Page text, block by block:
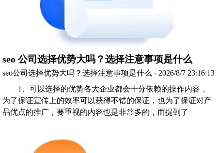
seo 公司选择优势大吗？选择注意事项是什么
seo公司选择优势大吗？选择注意事项是什么 - 2026/8/7 23:16:13
1、可以选择的优势各大企业都会十分依赖的操作内容，
为了保证宣传上的效率可以获得不错的保证，也为了保证对产
品优点的推广，要重视的内容也是非常多的，而提到了